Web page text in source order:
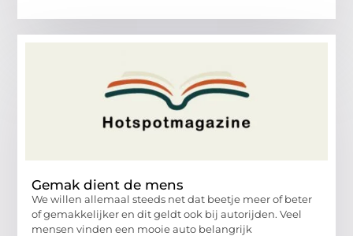
Gemak dient de mens
We willen allemaal steeds net dat beetje meer of beter
of gemakkelijker en dit geldt ook bij autorijden. Veel
mensen vinden een mooie auto belangrijk